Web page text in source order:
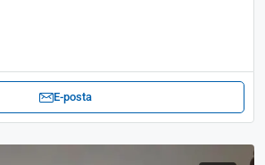
E-posta